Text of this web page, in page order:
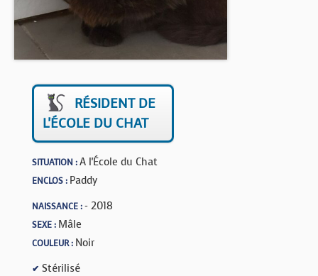
BOUTIQUE
RÉSIDENT DE
L'ÉCOLE DU CHAT
SITUATION :A l'École du Chat
ENCLOS : Paddy
NAISSANCE :- 2018
SEXE : Mâle
COULEUR : Noir
✔ Stérilisé